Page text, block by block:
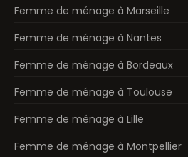
Femme de ménage à Marseille
Femme de ménage à Nantes
Femme de ménage à Bordeaux
Femme de ménage à Toulouse
Femme de ménage à Lille
Femme de ménage à Montpellier